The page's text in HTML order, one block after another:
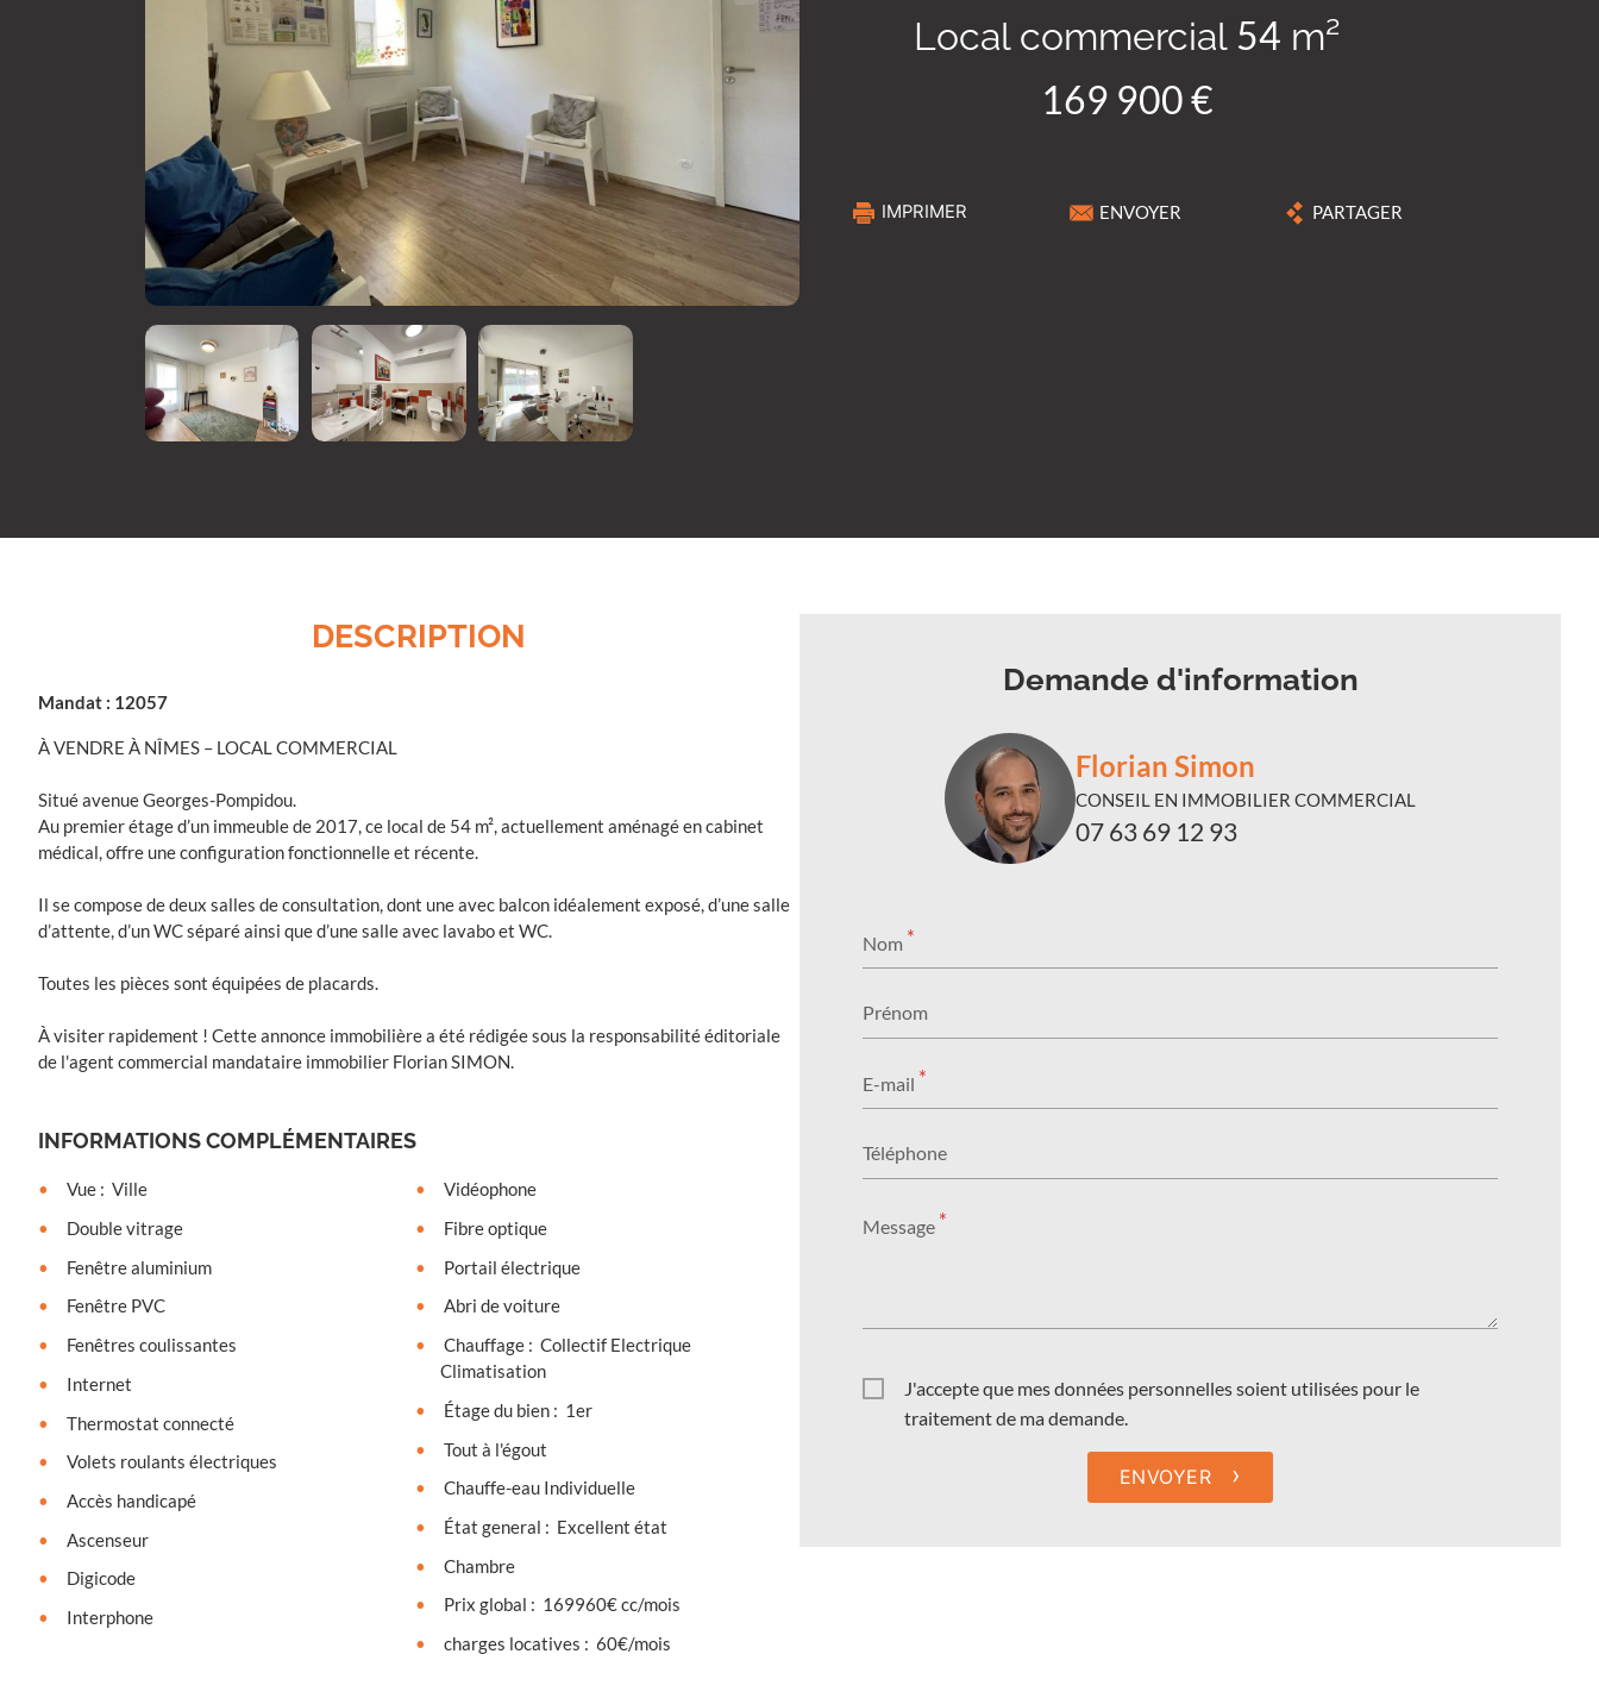
Local commercial 54 m²
169 900 €
IMPRIMER ENVOYER PARTAGER
DESCRIPTION
Mandat : 12057
À VENDRE À NÎMES – LOCAL COMMERCIAL
Situé avenue Georges-Pompidou.
Au premier étage d’un immeuble de 2017, ce local de 54 m², actuellement aménagé en cabinet
médical, offre une configuration fonctionnelle et récente.
Il se compose de deux salles de consultation, dont une avec balcon idéalement exposé, d’une salle
d’attente, d’un WC séparé ainsi que d’une salle avec lavabo et WC.
Toutes les pièces sont équipées de placards.
À visiter rapidement ! Cette annonce immobilière a été rédigée sous la responsabilité éditoriale
de l'agent commercial mandataire immobilier Florian SIMON.
INFORMATIONS COMPLÉMENTAIRES
Vue :Ville
Double vitrage
Fenêtre aluminium
Fenêtre PVC
Fenêtres coulissantes
Internet
Thermostat connecté
Volets roulants électriques
Accès handicapé
Ascenseur
Digicode
Interphone
Vidéophone
Fibre optique
Portail électrique
Abri de voiture
Chauffage :Collectif Electrique
Climatisation
Étage du bien : 1er
Tout à l'égout
Chauffe-eau Individuelle
État general : Excellent état
Chambre
Prix global : 169960€ cc/mois
charges locatives :60€/mois
Demande d'information
Florian Simon
CONSEIL EN IMMOBILIER COMMERCIAL
07 63 69 12 93
Nom *
Prénom
E-mail *
Téléphone
Message *
J'accepte que mes données personnelles soient utilisées pour le
traitement de ma demande.
ENVOYER ›